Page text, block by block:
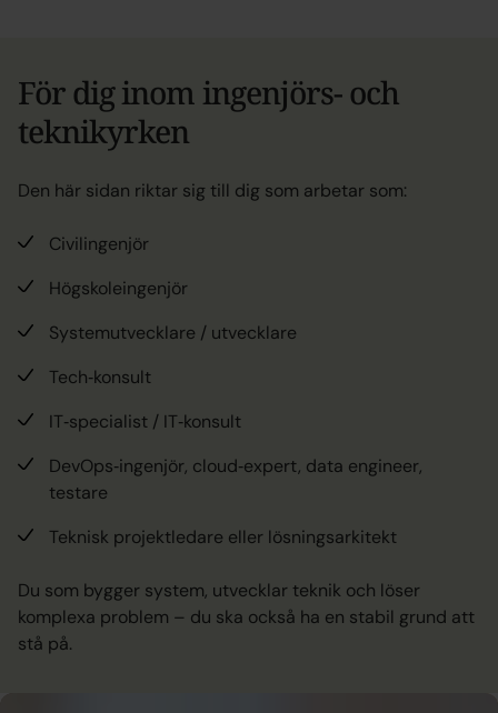
För dig inom ingenjörs- och
teknikyrken
Den här sidan riktar sig till dig som arbetar som:
Civilingenjör
Högskoleingenjör
Systemutvecklare / utvecklare
Tech‑konsult
IT‑specialist / IT‑konsult
DevOps‑ingenjör, cloud‑expert, data engineer,
testare
Teknisk projektledare eller lösningsarkitekt
Du som bygger system, utvecklar teknik och löser
komplexa problem – du ska också ha en stabil grund att
stå på.